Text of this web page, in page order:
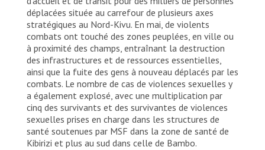
déplacées située au carrefour de plusieurs axes
stratégiques au Nord-Kivu. En mai, de violents
combats ont touché des zones peuplées, en ville ou
à proximité des champs, entraînant la destruction
des infrastructures et de ressources essentielles,
ainsi que la fuite des gens à nouveau déplacés par les
combats. Le nombre de cas de violences sexuelles y
a également explosé, avec une multiplication par
cinq des survivants et des survivantes de violences
sexuelles prises en charge dans les structures de
santé soutenues par MSF dans la zone de santé de
Kibirizi et plus au sud dans celle de Bambo.